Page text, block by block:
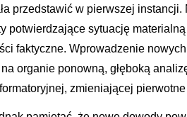
przedstawić w pierwszej
potwierdzające sytuację
faktyczne. Wprowadzenie
organie ponowną, głęboką
zmieniającej